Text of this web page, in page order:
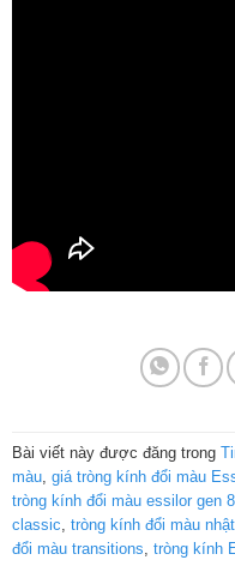
Bài viết này được đăng trong
màu, giá tròng kính đổi màu
tròng kính đổi màu essilor gen 8,
classic tròng kính đổi màu
đổi màu transitions tròng kính